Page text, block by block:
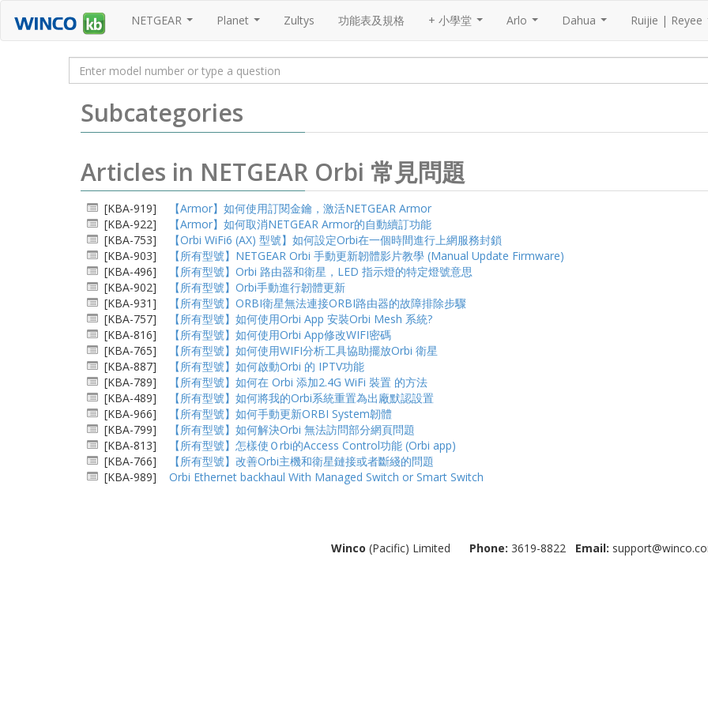
NETGEAR Planet Zultys 功能表及規格 + 小學堂 Arlo Dahua Ruijie | Reyee
Subcategories
Articles in NETGEAR Orbi 常見問題
[KBA-919]
【Armor】如何使用訂閱金鑰，激活NETGEAR Armor
[KBA-922]
【Armor】如何取消NETGEAR Armor的自動續訂功能
[KBA-753]
【Orbi WiFi6 (AX) 型號】如何設定Orbi在一個時間進行上網服務封鎖
[KBA-903]
【所有型號】NETGEAR Orbi 手動更新韌體影片教學 (Manual Update Firmware)
[KBA-496]
【所有型號】Orbi 路由器和衛星，LED 指示燈的特定燈號意思
[KBA-902]
【所有型號】Orbi手動進行韌體更新
[KBA-931]
【所有型號】ORBI衛星無法連接ORBI路由器的故障排除步驟
[KBA-757]
【所有型號】如何使用Orbi App 安裝Orbi Mesh 系統?
[KBA-816]
【所有型號】如何使用Orbi App修改WIFI密碼
[KBA-765]
【所有型號】如何使用WIFI分析工具協助擺放Orbi 衛星
[KBA-887]
【所有型號】如何啟動Orbi 的 IPTV功能
[KBA-789]
【所有型號】如何在 Orbi 添加2.4G WiFi 裝置 的方法
[KBA-489]
【所有型號】如何將我的Orbi系統重置為出廠默認設置
[KBA-966]
【所有型號】如何手動更新ORBI System韌體
[KBA-799]
【所有型號】如何解決Orbi 無法訪問部分網頁問題
[KBA-813]
【所有型號】怎樣使Ｏrbi的Access Control功能 (Orbi app)
[KBA-766]
【所有型號】改善Orbi主機和衛星鏈接或者斷綫的問題
[KBA-989] Orbi Ethernet backhaul With Managed Switch or Smart Switch
Winco (Pacific) Limited Phone: 3619-8822 Email: